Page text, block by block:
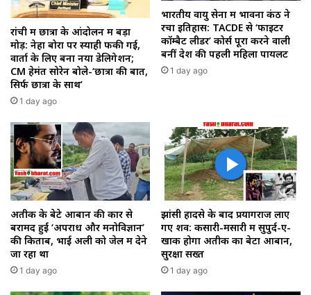
रांची में छात्रों के आंदोलन में बड़ा
मोड़: नेहा बोरा पर स्याही फेंकी गई,
वार्ता के लिए बना नया डेलिगेशन;
CM हेमंत सोरेन बोले-‘छात्रों की बात,
सिर्फ छात्रों के साथ’
1 day ago
भारतीय वायु सेना में भावना कंठ ने
रचा इतिहास: TACDE से ‘फाइटर
कॉम्बैट लीडर’ कोर्स पूरा करने वाली
बनीं देश की पहली महिला पायलट
1 day ago
अतीक के बेटे आबान की कार से
बरामद हुईं ‘अपराध और मनोविज्ञान’
की किताबें, भाई अली को जेल में देने
जा रहा था
1 day ago
झांसी हादसे के बाद प्रयागराज लाए
गए शव: कसारी-मसारी में सुपुर्द-ए-
खाक होगा अतीक का बेटा आबान,
सुरक्षा सख्त
1 day ago